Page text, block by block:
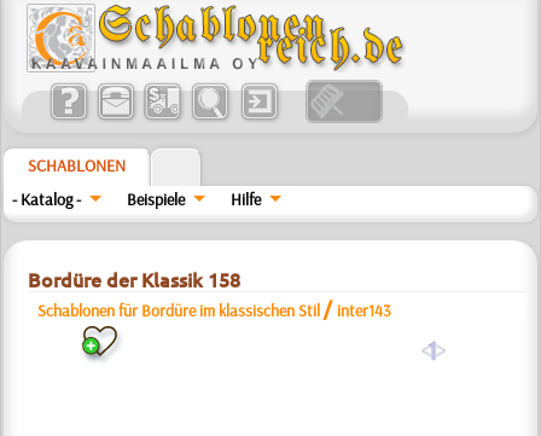
SCHABLONEN
- Katalog -
Beispiele Hilfe
Bordüre der Klassik 158
Schablonen für Bordüre im klassischen Stil / inter143
a